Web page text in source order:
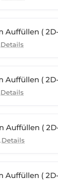
Details
Details
Details
Auffüllen (